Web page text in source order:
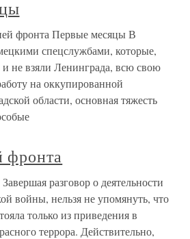
фронта Первые месяцы В
спецслужбами, которые,
не взяли Ленинграда, всю свою
на оккупированной
области, основная тяжесть
фронта
разговор о деятельности
войны, нельзя не упомянуть, что
только из приведения в
террора. Действительно,